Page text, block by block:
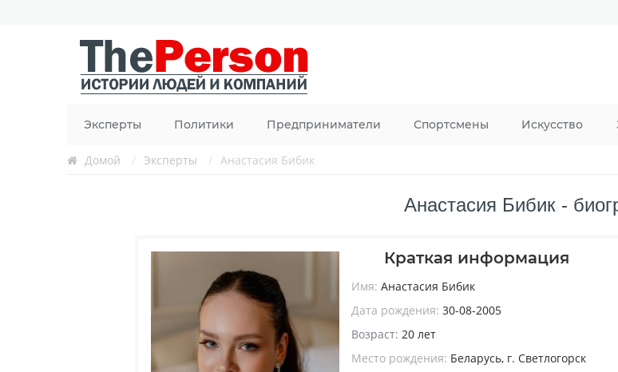
Эксперты Политики Предприниматели Спортсмены Искусство
Домой / Эксперты / Анастасия Бибик
Анастасия Бибик -
Краткая информация
Имя: Анастасия Бибик
Дата рождения: 30-08-2005
Возраст: 20 лет
Место рождения: Беларусь, г. Светлогорск